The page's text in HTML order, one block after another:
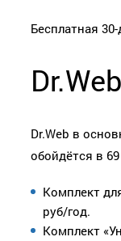
Бесплатная
Dr.Web
Dr.Web в
обойдётся в
Комплект
руб/год.
Комплект